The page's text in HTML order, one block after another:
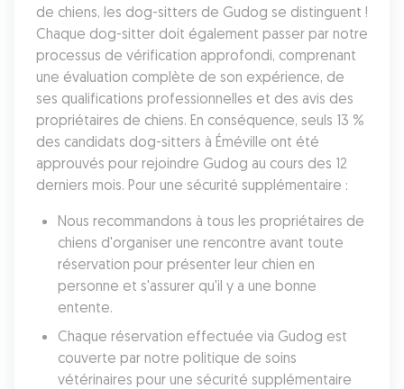
de chiens, les dog-sitters de Gudog se distinguent !
Chaque dog-sitter doit également passer par notre
processus de vérification approfondi, comprenant
une évaluation complète de son expérience, de
ses qualifications professionnelles et des avis des
propriétaires de chiens. En conséquence, seuls 13 %
des candidats dog-sitters à Éméville ont été
approuvés pour rejoindre Gudog au cours des 12
derniers mois. Pour une sécurité supplémentaire :
Nous recommandons à tous les propriétaires de
chiens d'organiser une rencontre avant toute
réservation pour présenter leur chien en
personne et s'assurer qu'il y a une bonne
entente.
Chaque réservation effectuée via Gudog est
couverte par notre politique de soins
vétérinaires pour une sécurité supplémentaire